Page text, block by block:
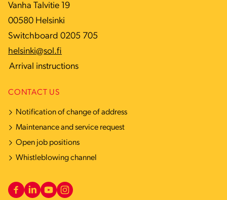
Vanha Talvitie 19
00580 Helsinki
Switchboard 0205 705
helsinki@sol.fi
Arrival instructions
CONTACT US
Notification of change of address
Maintenance and service request
Open job positions
Whistleblowing channel